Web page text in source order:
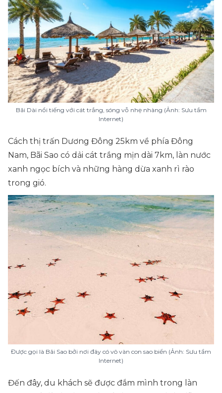
Bãi Dài nổi tiếng với cát trắng, sóng vỗ nhẹ nhàng (Ảnh: Sưu tầm
Internet)
Cách thị trấn Dương Đông 25km về phía Đông
Nam, Bãi Sao có dải cát trắng mịn dài 7km, làn nước
xanh ngọc bích và những hàng dừa xanh rì rào
trong gió.
Được gọi là Bãi Sao bởi nơi đây có vô vàn con sao biển (Ảnh: Sưu tầm
Internet)
Đến đây, du khách sẽ được đắm mình trong làn